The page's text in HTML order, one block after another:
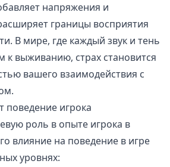
напряжения и
границы восприятия
В мире, где каждый звук и тень
к выживанию, страх становится
вашего взаимодействия с
поведение игрока
роль в опыте игрока в
влияние на поведение в игре
уровнях: